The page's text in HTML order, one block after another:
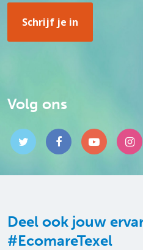
Volg ons
Deel ook jouw
#EcomareTexel